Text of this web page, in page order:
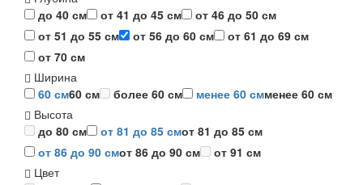
до 40 см
от 41 до 45 см
от 46 до 50 см
от 51 до 55 см
от 56 до 60 см
от 61 до 69 см
от 70 см
Ширина
60 см60 см более 60 см менее 60 смменее 60 см
Высота
до 80 см
от 81 до 85 смот 81 до 85 см
от 86 до 90 смот 86 до 90 см
от 91 см
Цвет